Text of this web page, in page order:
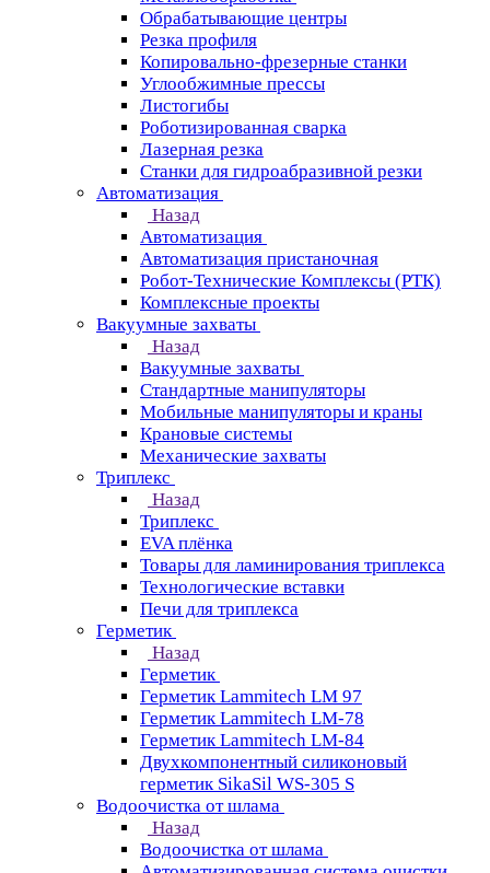
Обрабатывающие центры
Резка профиля
Копировально-фрезерные станки
Углообжимные прессы
Листогибы
Роботизированная сварка
Лазерная резка
Станки для гидроабразивной резки
Автоматизация
Назад
Автоматизация
Автоматизация пристаночная
Робот-Технические Комплексы (РТК)
Комплексные проекты
Вакуумные захваты
Назад
Вакуумные захваты
Стандартные манипуляторы
Мобильные манипуляторы и краны
Крановые сиcтемы
Механические захваты
Триплекс
Назад
Триплекс
EVA плёнка
Товары для ламинирования триплекса
Технологические вставки
Печи для триплекса
Герметик
Назад
Герметик
Герметик Lammitech LM 97
Герметик Lammitech LM-78
Герметик Lammitech LM-84
Двухкомпонентный силиконовый
герметик SikaSil WS-305 S
Водоочистка от шлама
Назад
Водоочистка от шлама